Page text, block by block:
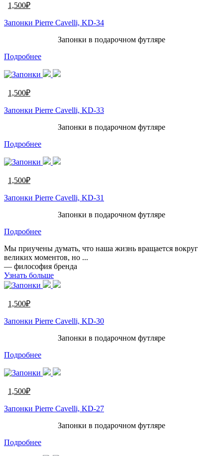
1,500₽
Запонки Pierre Cavelli, KD-34
Запонки в подарочном футляре
Подробнее
1,500₽
Запонки Pierre Cavelli, KD-33
Запонки в подарочном футляре
Подробнее
1,500₽
Запонки Pierre Cavelli, KD-31
Запонки в подарочном футляре
Подробнее
Мы приучены думать, что наша жизнь вращается вокруг
великих моментов, но ...
— философия бренда
Узнать больше
1,500₽
Запонки Pierre Cavelli, KD-30
Запонки в подарочном футляре
Подробнее
1,500₽
Запонки Pierre Cavelli, KD-27
Запонки в подарочном футляре
Подробнее